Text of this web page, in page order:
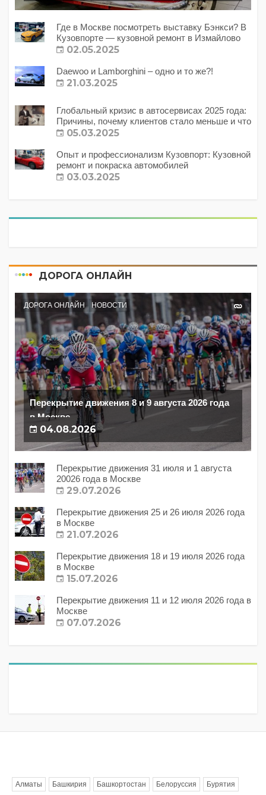
Где в Москве посмотреть выставку Бэнкси? В
Кузовпорте — кузовной ремонт в Измайлово
02.05.2025
Daewoo и Lamborghini – одно и то же?!
21.03.2025
Глобальный кризис в автосервисах 2025 года:
Причины, почему клиентов стало меньше и что
с этим делать?
05.03.2025
Опыт и профессионализм Кузовпорт: Кузовной
ремонт и покраска автомобилей
03.03.2025
ДОРОГА ОНЛАЙН
ДОРОГА ОНЛАЙН НОВОСТИ
Перекрытие движения 8 и 9 августа 2026 года
в Москве
04.08.2026
Перекрытие движения 31 июля и 1 августа
20026 года в Москве
29.07.2026
Перекрытие движения 25 и 26 июля 2026 года
в Москве
21.07.2026
Перекрытие движения 18 и 19 июля 2026 года
в Москве
15.07.2026
Перекрытие движения 11 и 12 июля 2026 года в
Москве
07.07.2026
Алматы Башкирия Башкортостан Белоруссия Бурятия